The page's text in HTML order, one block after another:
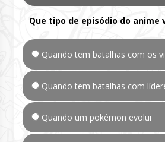
Que tipo de episódio do anime
Quando tem batalhas com os
Quando tem batalhas com
Quando um pokémon evolui